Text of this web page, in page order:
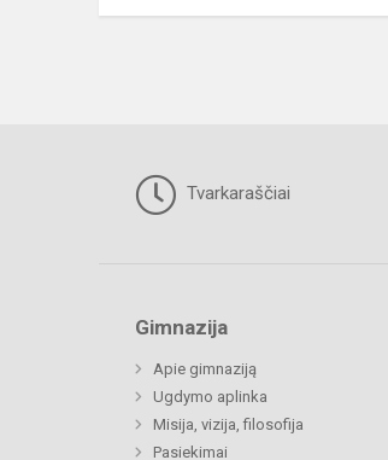
Tvarkaraščiai
Gimnazija
Apie gimnaziją
Ugdymo aplinka
Misija, vizija, filosofija
Pasiekimai